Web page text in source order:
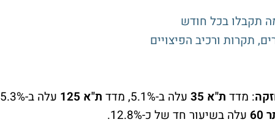
תקבלו בכל חודש
תקרות ורכיב הפיצויים
: מדד ת"א 35 עלה ב-5.1%, מדד ת"א 125
עלה בשיעור חד של כ-12.8%.